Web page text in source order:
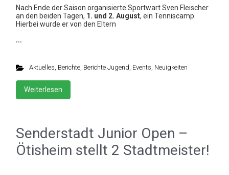
Nach Ende der Saison organisierte Sportwart Sven Fleischer
an den beiden Tagen, 1. und 2. August, ein Tenniscamp.
Hierbei wurde er von den Eltern
…
Aktuelles, Berichte, Berichte Jugend, Events, Neuigkeiten
Weiterlesen
Senderstadt Junior Open –
Ötisheim stellt 2 Stadtmeister!